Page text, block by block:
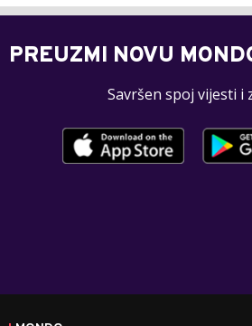
PREUZMI NOVU
Savršen spoj vijesti i